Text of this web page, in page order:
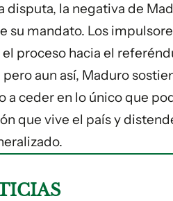
disputa, la negativa de
su mandato. Los
proceso hacia el
aun así, Maduro
a ceder en lo único que
que vive el país y